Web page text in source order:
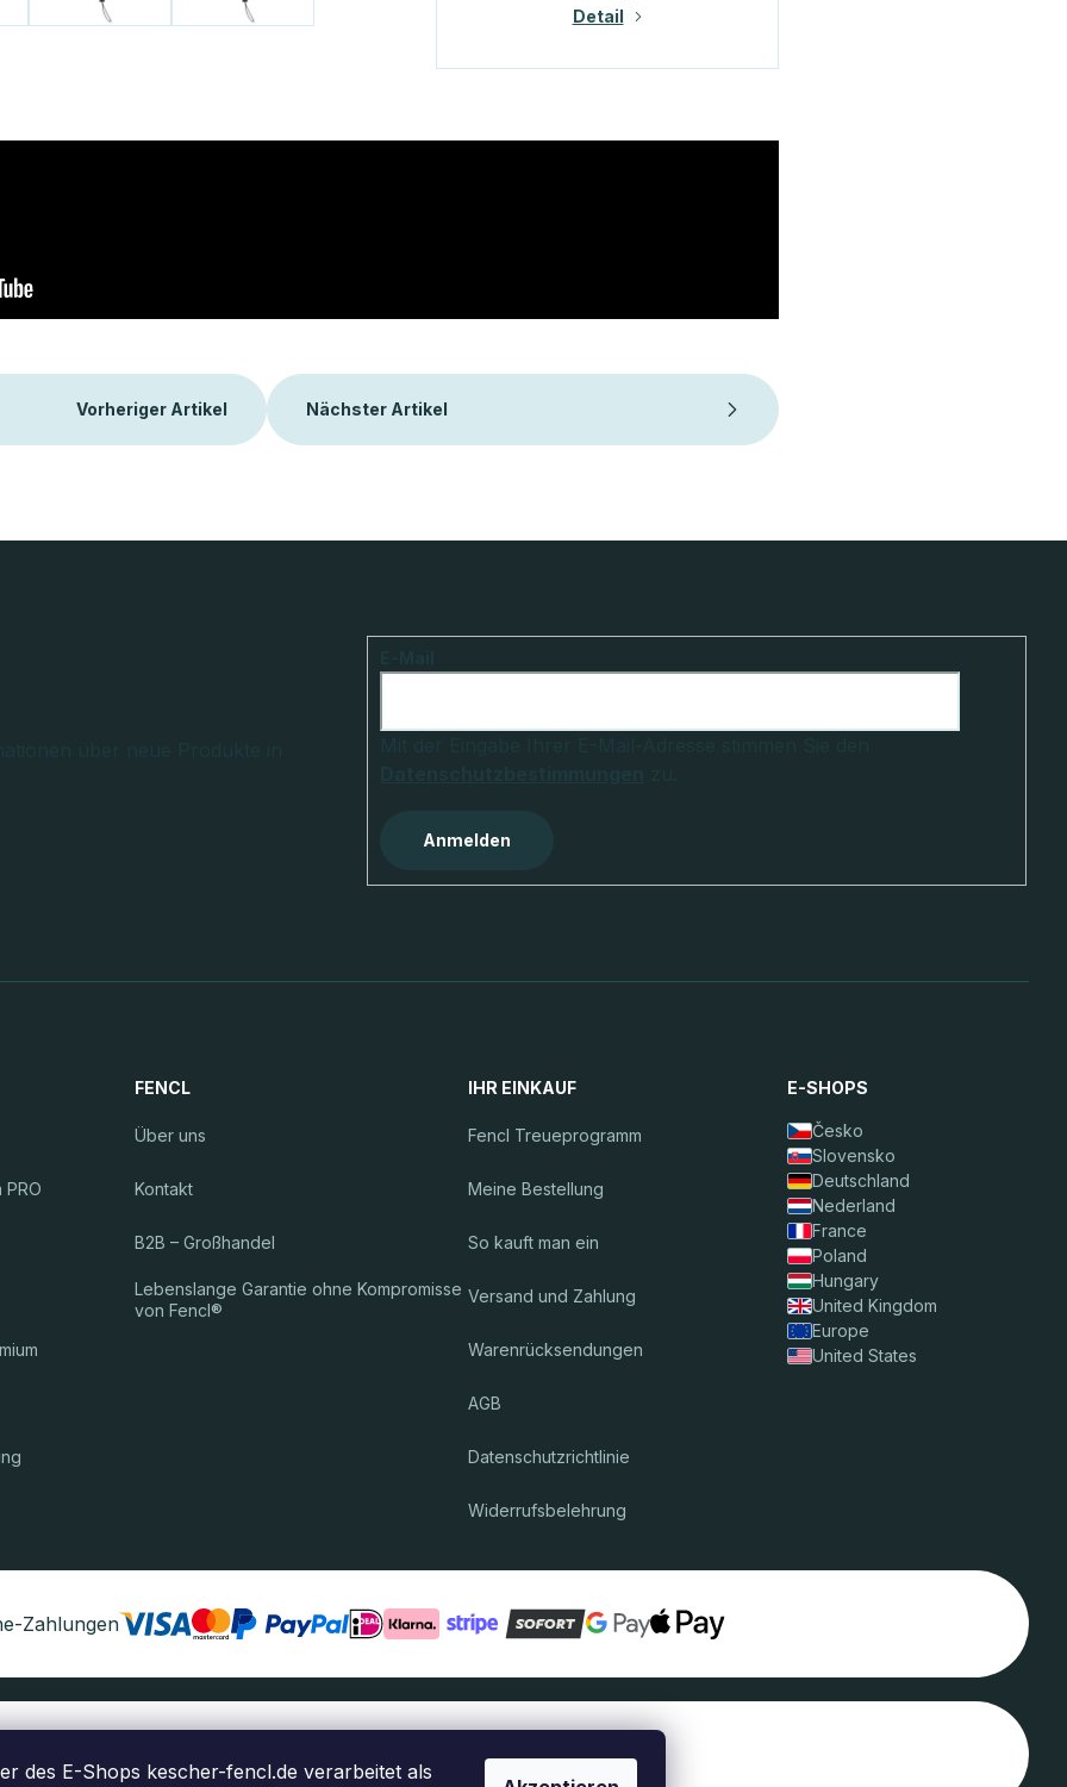
des E-Shops kescher-fencl.de verarbeitet als
Detail
Vorheriger Artikel Nächster Artikel
Anmelden
PRO
FENCL
Über uns
Kontakt
B2B – Großhandel
Lebenslange Garantie ohne Kompromisse
von Fencl®
IHR EINKAUF
Fencl Treueprogramm
Meine Bestellung
So kauft man ein
Versand und Zahlung
Warenrücksendungen
AGB
Datenschutzrichtlinie
Widerrufsbelehrung
E-SHOPS
Česko
Slovensko
Deutschland
Nederland
France
Poland
Hungary
United Kingdom
Europe
United States
Zahlungen